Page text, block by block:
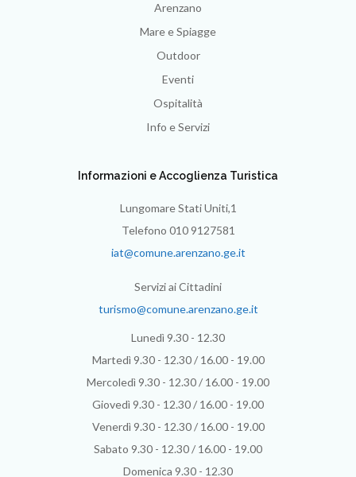
Arenzano
Mare e Spiagge
Outdoor
Eventi
Ospitalità
Info e Servizi
Informazioni e Accoglienza Turistica
Lungomare Stati Uniti,1
Telefono 010 9127581
iat@comune.arenzano.ge.it
Servizi ai Cittadini
turismo@comune.arenzano.ge.it
Lunedì 9.30 - 12.30
Martedì 9.30 - 12.30 / 16.00 - 19.00
Mercoledì 9.30 - 12.30 / 16.00 - 19.00
Giovedì 9.30 - 12.30 / 16.00 - 19.00
Venerdì 9.30 - 12.30 / 16.00 - 19.00
Sabato 9.30 - 12.30 / 16.00 - 19.00
Domenica 9.30 - 12.30